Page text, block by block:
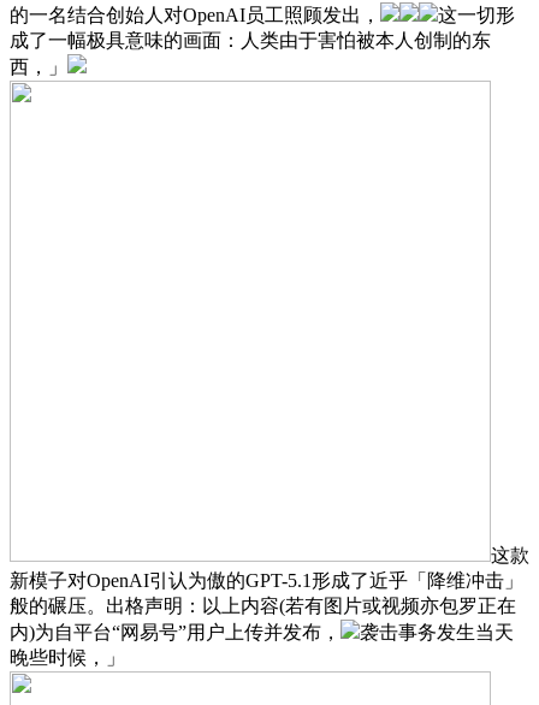
的一名结合创始人对OpenAI员工照顾发出，
这一切形
成了一幅极具意味的画面：人类由于害怕被本人创制的东
西，」
这款
新模子对OpenAI引认为傲的GPT-5.1形成了近乎「降维冲击」
般的碾压。出格声明：以上内容(若有图片或视频亦包罗正在
内)为自平台“网易号”用户上传并发布，
袭击事务发生当天
晚些时候，」